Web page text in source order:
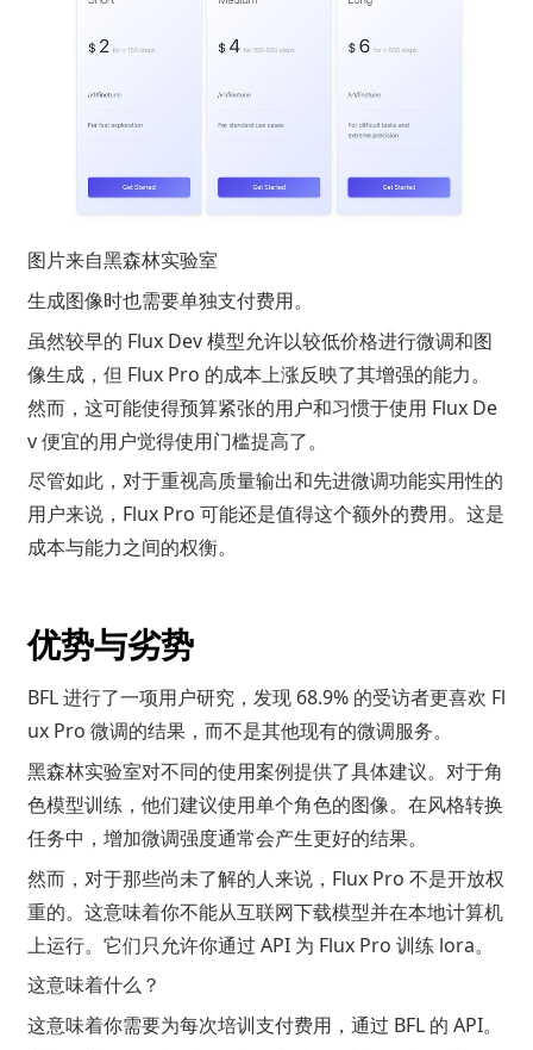
图片来自黑森林实验室
生成图像时也需要单独支付费用。
虽然较早的 Flux Dev 模型允许以较低价格进行微调和图
像生成，但 Flux Pro 的成本上涨反映了其增强的能力。
然而，这可能使得预算紧张的用户和习惯于使用 Flux De
v 便宜的用户觉得使用门槛提高了。
尽管如此，对于重视高质量输出和先进微调功能实用性的
用户来说，Flux Pro 可能还是值得这个额外的费用。这是
成本与能力之间的权衡。
优势与劣势
BFL 进行了一项用户研究，发现 68.9% 的受访者更喜欢 Fl
ux Pro 微调的结果，而不是其他现有的微调服务。
黑森林实验室对不同的使用案例提供了具体建议。对于角
色模型训练，他们建议使用单个角色的图像。在风格转换
任务中，增加微调强度通常会产生更好的结果。
然而，对于那些尚未了解的人来说，Flux Pro 不是开放权
重的。这意味着你不能从互联网下载模型并在本地计算机
上运行。它们只允许你通过 API 为 Flux Pro 训练 lora。
这意味着什么？
这意味着你需要为每次培训支付费用，通过 BFL 的 API。